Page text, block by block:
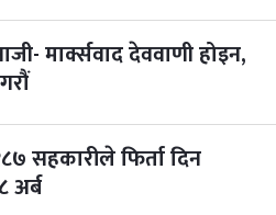
मार्क्सवाद देववाणी होइन,
सहकारीले फिर्ता दिन